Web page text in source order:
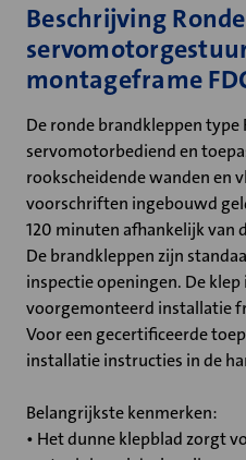
Beschrijving
montageframe
De ronde brandkleppen type
servomotorbediend en
rookscheidende wanden en
voorschriften ingebouwd
120 minuten afhankelijk van
De brandkleppen zijn
inspectie openingen. De klep
voorgemonteerd installatie
Voor een gecertificeerde
installatie instructies in de
Belangrijkste kenmerken:
• Het dunne klepblad zorgt